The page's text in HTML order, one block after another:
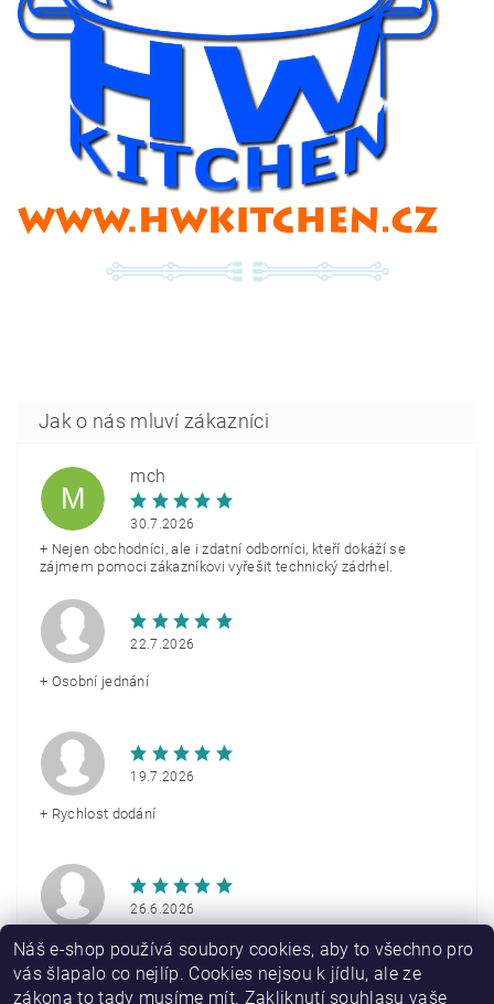
M
mch
30.7.2026
+ Nejen obchodníci, ale i zdatní odborníci, kteří dokáží se
zájmem pomoci zákazníkovi vyřešit technický zádrhel.
22.7.2026
+ Osobní jednání
19.7.2026
+ Rychlost dodání
26.6.2026
+ Rychlé doručení
Náš e-shop používá soubory cookies, aby to všechno pro
vás šlapalo co nejlíp. Cookies nejsou k jídlu, ale ze
zákona to tady musíme mít. Zakliknutí souhlasu vaše